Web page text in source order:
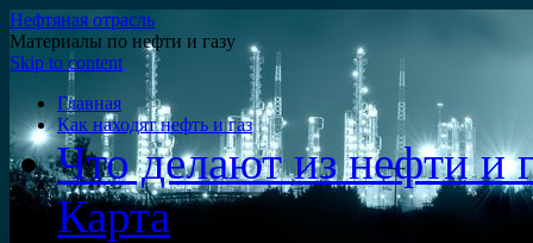
Нефтяная отрасль
Материалы по нефти и газу
Skip to content
Главная
Как находят нефть и газ
Что делают из нефти и
Карта